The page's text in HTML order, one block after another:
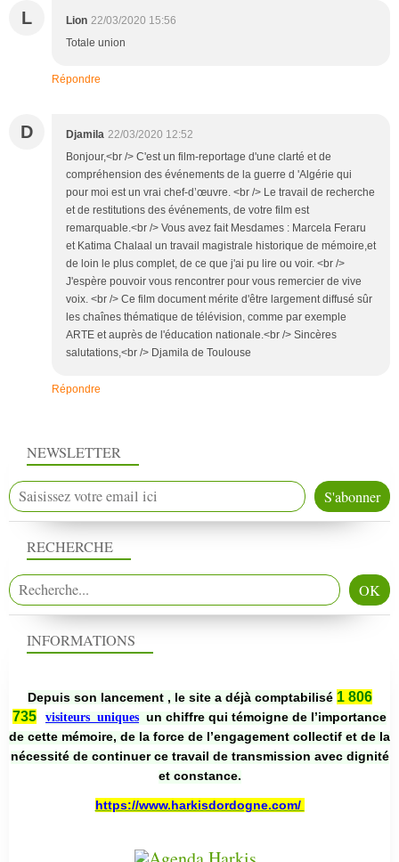
L Lion 22/03/2020 15:56
Totale union
Répondre
D Djamila 22/03/2020 12:52
Bonjour,<br /> C'est un film-reportage d'une clarté et de
compréhension des événements de la guerre d 'Algérie qui
pour moi est un vrai chef-d’œuvre. <br /> Le travail de recherche
et de restitutions des événements, de votre film est
remarquable.<br /> Vous avez fait Mesdames : Marcela Feraru
et Katima Chalaal un travail magistrale historique de mémoire,et
de loin le plus complet, de ce que j'ai pu lire ou voir. <br />
J'espère pouvoir vous rencontrer pour vous remercier de vive
voix. <br /> Ce film document mérite d'être largement diffusé sûr
les chaînes thématique de télévision, comme par exemple
ARTE et auprès de l'éducation nationale.<br /> Sincères
salutations,<br /> Djamila de Toulouse
Répondre
NEWSLETTER
RECHERCHE
INFORMATIONS
Depuis son lancement , le site a déjà comptabilisé 1 806
735
visiteurs uniques un chiffre qui témoigne de l’importance
de cette mémoire, de la force de l’engagement collectif et de la
nécessité de continuer ce travail de transmission avec dignité
et constance.
https://www.harkisdordogne.com/